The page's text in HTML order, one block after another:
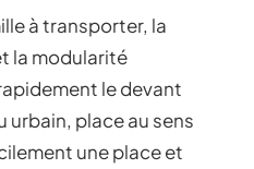
à transporter, la
la modularité
le devant
urbain, place au sens
une place et